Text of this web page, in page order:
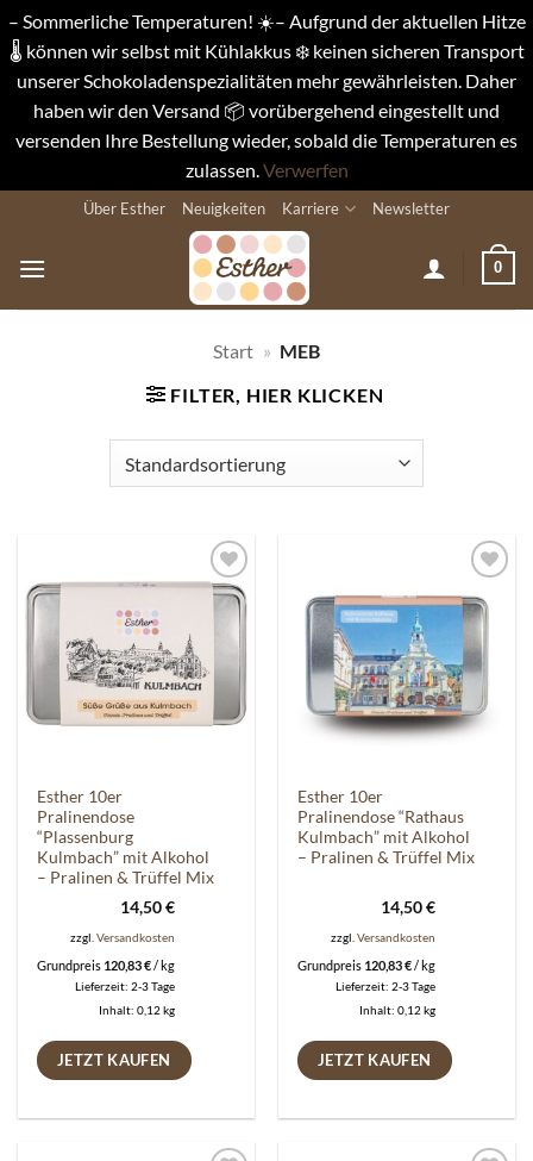
– Sommerliche Temperaturen! ☀️– Aufgrund der aktuellen Hitze
🌡️ können wir selbst mit Kühlakkus ❄️ keinen sicheren Transport
unserer Schokoladenspezialitäten mehr gewährleisten. Daher
haben wir den Versand 📦 vorübergehend eingestellt und
versenden Ihre Bestellung wieder, sobald die Temperaturen es
zulassen.Verwerfen
springen
Über Esther Neuigkeiten Karriere Newsletter
0
Start » MEB
FILTER, HIER KLICKEN
Auf die
Wunschliste
Esther 10er
Pralinendose
“Plassenburg
Kulmbach” mit Alkohol
– Pralinen & Trüffel Mix
14,50€
zzgl.Versandkosten
Grundpreis 120,83€/kg
Lieferzeit:2-3 Tage
Inhalt: 0,12kg
JETZT KAUFEN
Auf die
Wunschliste
Esther 10er
Pralinendose “Rathaus
Kulmbach” mit Alkohol
– Pralinen & Trüffel Mix
14,50€
zzgl.Versandkosten
Grundpreis 120,83€/kg
Lieferzeit:2-3 Tage
Inhalt: 0,12kg
JETZT KAUFEN